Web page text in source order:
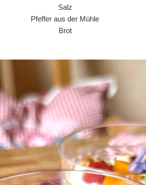
Salz
Pfeffer aus der Mühle
Brot